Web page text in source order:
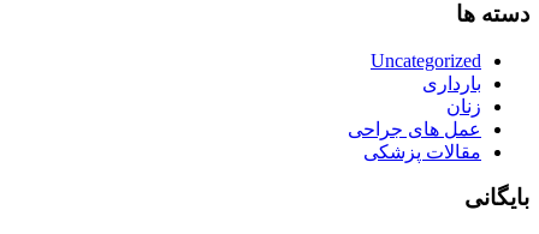
دسته ها
Uncategorized
بارداری
زنان
عمل های جراحی
مقالات پزشکی
بایگانی